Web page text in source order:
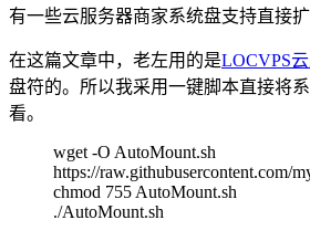
有一些云服务器商家系统盘支持直接扩
在这篇文章中，老左用的是LOCVPS
盘符的。所以我采用一键脚本直接将
看。
wget -O AutoMount.sh
https://raw.githubusercontent.com/
chmod 755 AutoMount.sh
./AutoMount.sh